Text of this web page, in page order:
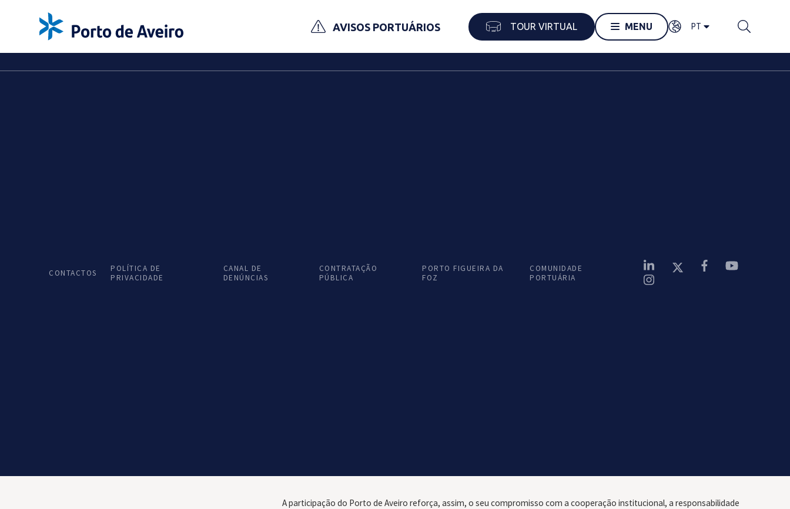
AVISOS PORTUÁRIOS TOUR VIRTUAL MENU PT
CONTACTOS
POLÍTICA DE
PRIVACIDADE
CANAL DE
DENÚNCIAS
CONTRATAÇÃO
PÚBLICA
PORTO FIGUEIRA DA
FOZ
COMUNIDADE
PORTUÁRIA
A participação do Porto de Aveiro reforça, assim, o seu compromisso com a cooperação institucional, a responsabilidade